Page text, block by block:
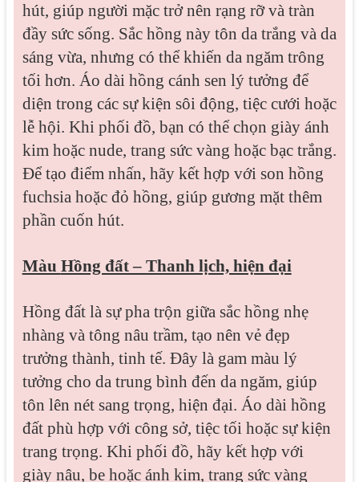
hút, giúp người mặc trở nên rạng rỡ và tràn
đầy sức sống. Sắc hồng này tôn da trắng và da
sáng vừa, nhưng có thể khiến da ngăm trông
tối hơn. Áo dài hồng cánh sen lý tưởng để
diện trong các sự kiện sôi động, tiệc cưới hoặc
lễ hội. Khi phối đồ, bạn có thể chọn giày ánh
kim hoặc nude, trang sức vàng hoặc bạc trắng.
Để tạo điểm nhấn, hãy kết hợp với son hồng
fuchsia hoặc đỏ hồng, giúp gương mặt thêm
phần cuốn hút.
Màu Hồng đất – Thanh lịch, hiện đại
Hồng đất là sự pha trộn giữa sắc hồng nhẹ
nhàng và tông nâu trầm, tạo nên vẻ đẹp
trưởng thành, tinh tế. Đây là gam màu lý
tưởng cho da trung bình đến da ngăm, giúp
tôn lên nét sang trọng, hiện đại. Áo dài hồng
đất phù hợp với công sở, tiệc tối hoặc sự kiện
trang trọng. Khi phối đồ, hãy kết hợp với
giày nâu, be hoặc ánh kim, trang sức vàng